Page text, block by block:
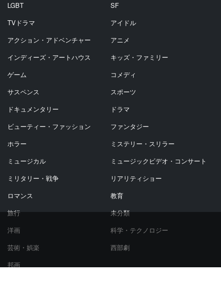
LGBT
SF
TVドラマ
アイドル
アクション・アドベンチャー
アニメ
インディーズ・アートハウス
キッズ・ファミリー
ゲーム
コメディ
サスペンス
スポーツ
ドキュメンタリー
ドラマ
ビューティー・ファッション
ファンタジー
ホラー
ミステリー・スリラー
ミュージカル
ミュージックビデオ・コンサート
ミリタリー・戦争
リアリティショー
ロマンス
教育
旅行
未分類
洋画
科学・テクノロジー
芸術・娯楽
西部劇
邦画